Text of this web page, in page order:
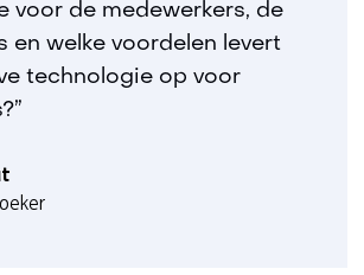
voor de medewerkers, de
en welke voordelen levert
technologie op voor